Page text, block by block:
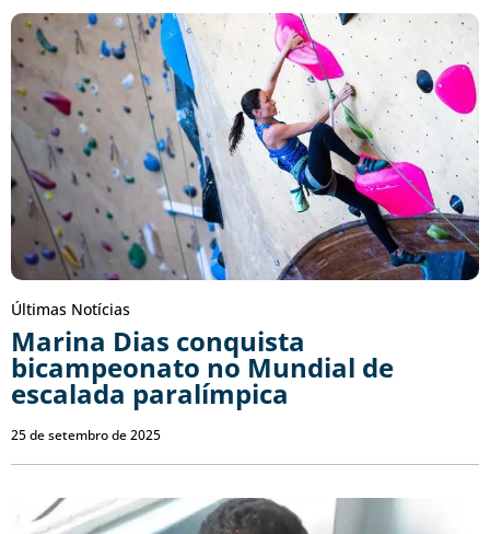
Últimas Notícias
Marina Dias conquista
bicampeonato no Mundial de
escalada paralímpica
25 de setembro de 2025